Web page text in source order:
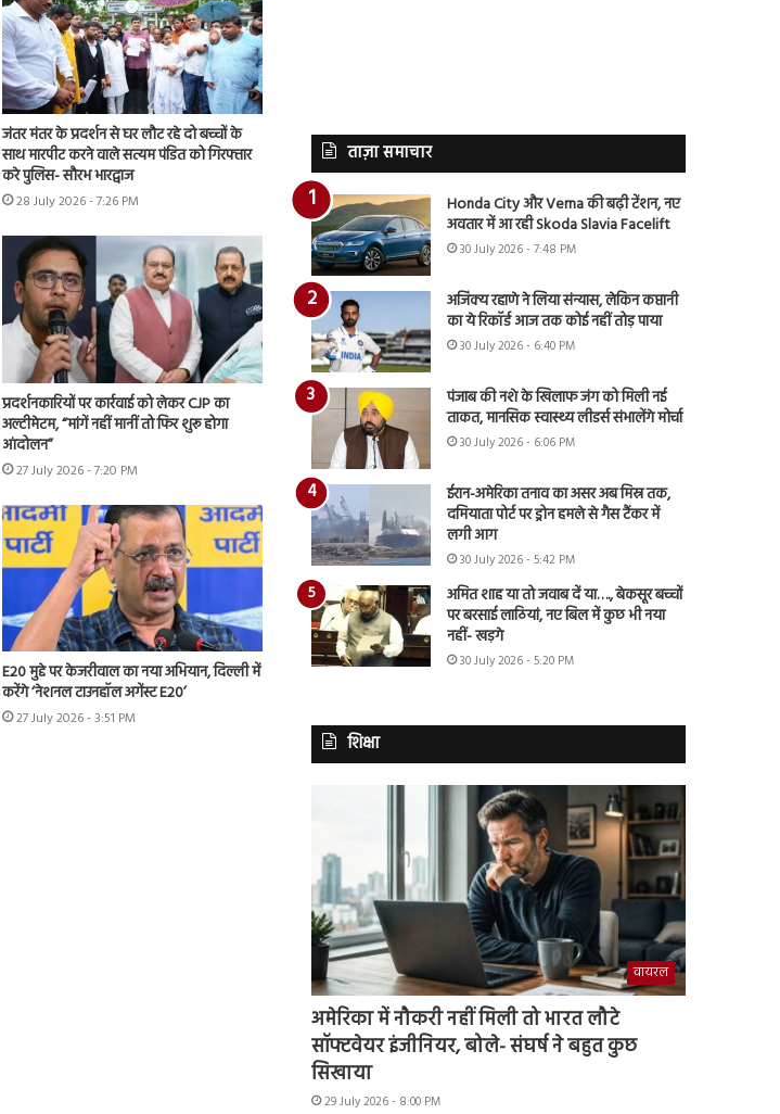
जंतर मंतर के प्रदर्शन से घर लौट रहे दो बच्चों के
साथ मारपीट करने वाले सत्यम पंडित को गिरफ्तार
करे पुलिस- सौरभ भारद्वाज
28 July 2026 - 7:26 PM
प्रदर्शनकारियों पर कार्रवाई को लेकर CJP का
अल्टीमेटम, “मांगें नहीं मानीं तो फिर शुरू होगा
आंदोलन”
27 July 2026 - 7:20 PM
E20 मुद्दे पर केजरीवाल का नया अभियान, दिल्ली में
करेंगे ‘नेशनल टाउनहॉल अगेंस्ट E20’
27 July 2026 - 3:51 PM
ताज़ा समाचार
Honda City और Verna की बढ़ी टेंशन, नए
अवतार में आ रही Skoda Slavia Facelift
30 July 2026 - 7:48 PM
अजिंक्य रहाणे ने लिया संन्यास, लेकिन कप्तानी
का ये रिकॉर्ड आज तक कोई नहीं तोड़ पाया
30 July 2026 - 6:40 PM
पंजाब की नशे के खिलाफ जंग को मिली नई
ताकत, मानसिक स्वास्थ्य लीडर्स संभालेंगे मोर्चा
30 July 2026 - 6:06 PM
ईरान-अमेरिका तनाव का असर अब मिस्र तक,
दमियाता पोर्ट पर ड्रोन हमले से गैस टैंकर में
लगी आग
30 July 2026 - 5:42 PM
अमित शाह या तो जवाब दें या…., बेकसूर बच्चों
पर बरसाई लाठियां, नए बिल में कुछ भी नया
नहीं- खड़गे
30 July 2026 - 5:20 PM
शिक्षा
वायरल
अमेरिका में नौकरी नहीं मिली तो भारत लौटे
सॉफ्टवेयर इंजीनियर, बोले- संघर्ष ने बहुत कुछ
सिखाया
29 July 2026 - 8:00 PM